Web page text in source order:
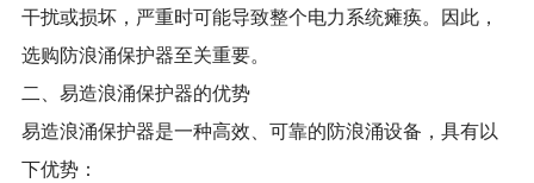
干扰或损坏，严重时可能导致整个电力系统瘫痪。因此，
选购防浪涌保护器至关重要。
二、易造浪涌保护器的优势
易造浪涌保护器是一种高效、可靠的防浪涌设备，具有以
下优势：